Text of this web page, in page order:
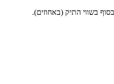
בשווי התיק (באחוזים).